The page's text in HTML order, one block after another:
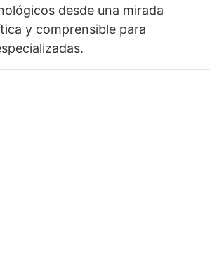
desde una mirada
y comprensible para